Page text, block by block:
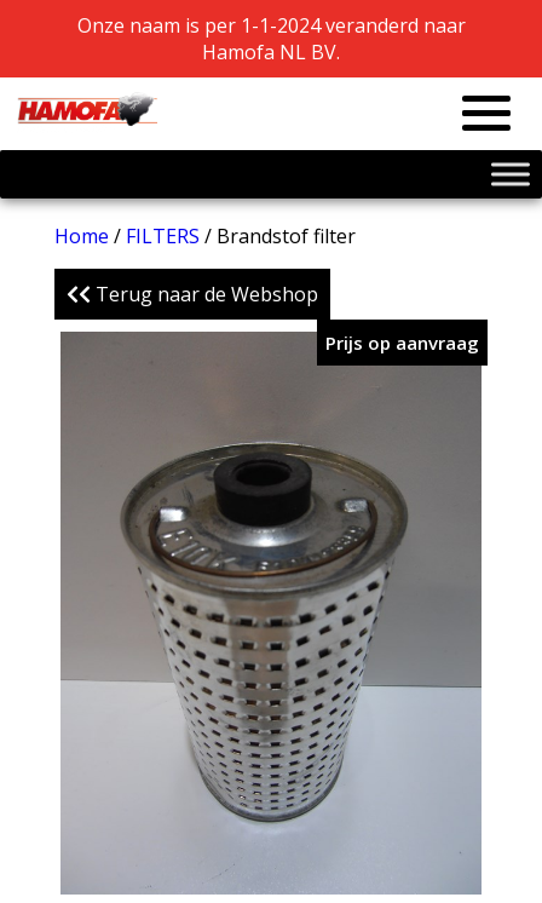
Onze naam is per 1-1-2024 veranderd naar
Hamofa NL BV.
Onze naam is per 1-1-2024 veranderd naar
Hamofa NL BV.
Home / FILTERS / Brandstof filter
Terug naar de Webshop
Prijs op aanvraag